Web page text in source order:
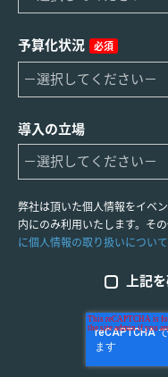
予算化状況 必須
導入の立場
弊社は頂いた個人情報をイベ
内にのみ利用いたします。そ
に個人情報の取り扱いについて
上記